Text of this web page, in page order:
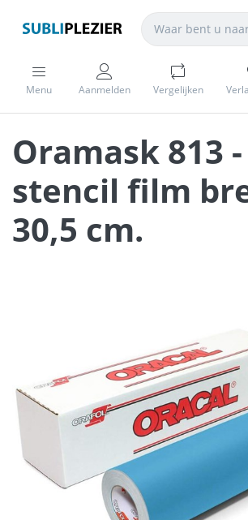
Menu Aanmelden Vergelijken
Oramask 813 -
stencil film
30,5 cm.